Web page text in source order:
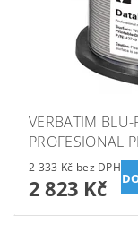
VERBATIM
PROFESIONAL
2 333 Kč bez DPH
2 823 Kč